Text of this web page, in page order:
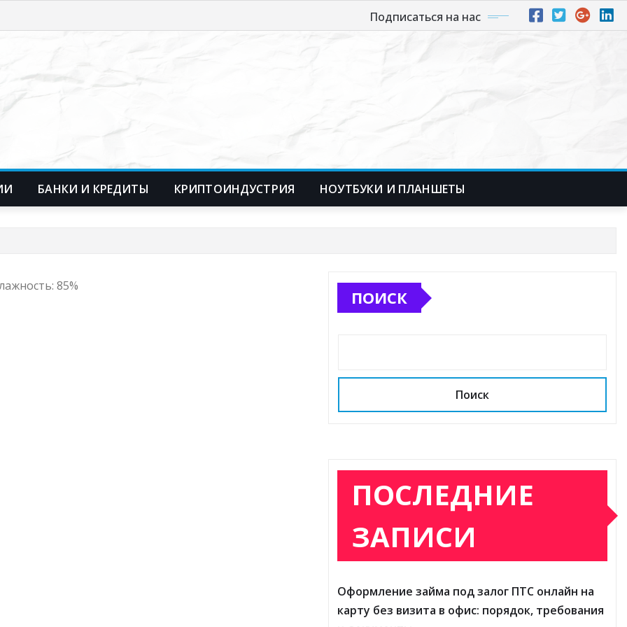
Подписаться на нас
БАНКИ И КРЕДИТЫ КРИПТОИНДУСТРИЯ НОУТБУКИ И ПЛАНШЕТЫ
85%
ПОИСК
Поиск
ПОСЛЕДНИЕ
ЗАПИСИ
Оформление займа под залог ПТС онлайн на
карту без визита в офис: порядок, требования